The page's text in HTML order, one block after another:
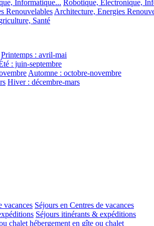
Informatique... Robotique, Electronique,
Renouvelables Architecture, Energies
Santé
Printemps : avril-mai
: juin-septembre
Automne : octobre-novembre
Hiver : décembre-mars
vacances Séjours en Centres de vacances
Séjours itinérants & expéditions
chalet hébergement en gîte ou chalet